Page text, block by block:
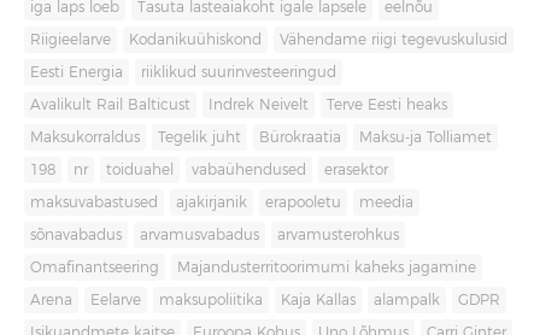
iga laps loeb Tasuta lasteaiakoht igale lapsele eelnõu
Riigieelarve Kodanikuühiskond Vähendame riigi tegevuskulusid
Eesti Energia riiklikud suurinvesteeringud
Avalikult Rail Balticust Indrek Neivelt Terve Eesti heaks
Maksukorraldus Tegelik juht Bürokraatia Maksu-ja Tolliamet
198 nr toiduahel vabaühendused erasektor
maksuvabastused ajakirjanik erapooletu meedia
sõnavabadus arvamusvabadus arvamusterohkus
Omafinantseering Majandusterritoorimumi kaheks jagamine
Arena Eelarve maksupoliitika Kaja Kallas alampalk GDPR